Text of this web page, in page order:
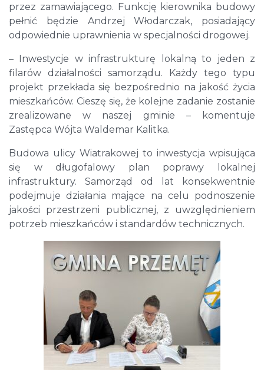
przez zamawiającego. Funkcję kierownika budowy
pełnić będzie Andrzej Włodarczak, posiadający
odpowiednie uprawnienia w specjalności drogowej.
– Inwestycje w infrastrukturę lokalną to jeden z
filarów działalności samorządu. Każdy tego typu
projekt przekłada się bezpośrednio na jakość życia
mieszkańców. Cieszę się, że kolejne zadanie zostanie
zrealizowane w naszej gminie – komentuje
Zastępca Wójta Waldemar Kalitka.
Budowa ulicy Wiatrakowej to inwestycja wpisująca
się w długofalowy plan poprawy lokalnej
infrastruktury. Samorząd od lat konsekwentnie
podejmuje działania mające na celu podnoszenie
jakości przestrzeni publicznej, z uwzględnieniem
potrzeb mieszkańców i standardów technicznych.